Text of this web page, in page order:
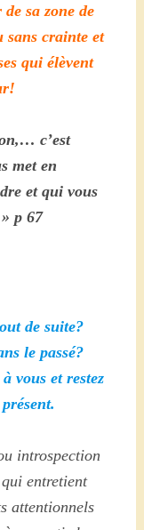
sa zone de
crainte et
qui élèvent
c’est
met en
et qui vous
p 67
de suite?
le passé?
vous et restez
introspection
entretient
attentionnels